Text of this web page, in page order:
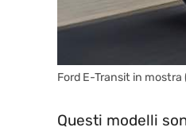
Ford E-Transit in
Questi modelli